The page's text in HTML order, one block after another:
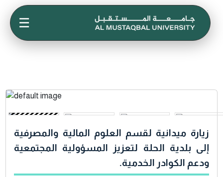
☰
زيارة ميدانية لقسم العلوم المالية والمصرفية
إلى بلدية الحلة لتعزيز المسؤولية المجتمعية
ودعم الكوادر الخدمية.